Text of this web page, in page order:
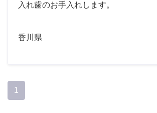
入れ歯のお手入れします。
香川県
1